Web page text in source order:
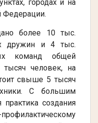
городах и на
Федерации.
более 10 тыс.
дружин и 4 тыс.
команд общей
тысяч человек, на
свыше 5 тысяч
С большим
практика создания